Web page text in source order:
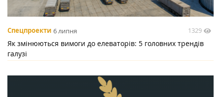
Спецпроекти 6 липня 1329
Як змінюються вимоги до елеваторів: 5 головних трендів
галузі